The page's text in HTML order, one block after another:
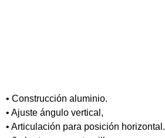
• Construcción aluminio.
• Ajuste ángulo vertical,
• Articulación para posición horizontal.